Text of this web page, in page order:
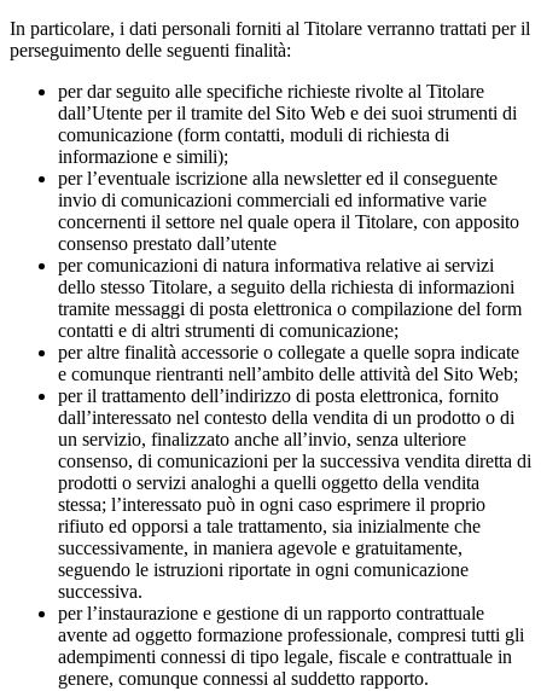
In particolare, i dati personali forniti al Titolare verranno trattati per il
perseguimento delle seguenti finalità:
per dar seguito alle specifiche richieste rivolte al Titolare
dall’Utente per il tramite del Sito Web e dei suoi strumenti di
comunicazione (form contatti, moduli di richiesta di
informazione e simili);
per l’eventuale iscrizione alla newsletter ed il conseguente
invio di comunicazioni commerciali ed informative varie
concernenti il settore nel quale opera il Titolare, con apposito
consenso prestato dall’utente
per comunicazioni di natura informativa relative ai servizi
dello stesso Titolare, a seguito della richiesta di informazioni
tramite messaggi di posta elettronica o compilazione del form
contatti e di altri strumenti di comunicazione;
per altre finalità accessorie o collegate a quelle sopra indicate
e comunque rientranti nell’ambito delle attività del Sito Web;
per il trattamento dell’indirizzo di posta elettronica, fornito
dall’interessato nel contesto della vendita di un prodotto o di
un servizio, finalizzato anche all’invio, senza ulteriore
consenso, di comunicazioni per la successiva vendita diretta di
prodotti o servizi analoghi a quelli oggetto della vendita
stessa; l’interessato può in ogni caso esprimere il proprio
rifiuto ed opporsi a tale trattamento, sia inizialmente che
successivamente, in maniera agevole e gratuitamente,
seguendo le istruzioni riportate in ogni comunicazione
successiva.
per l’instaurazione e gestione di un rapporto contrattuale
avente ad oggetto formazione professionale, compresi tutti gli
adempimenti connessi di tipo legale, fiscale e contrattuale in
genere, comunque connessi al suddetto rapporto.